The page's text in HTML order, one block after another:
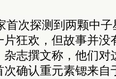
首次探测到两颗中
片狂欢，但故事并没
杂志撰文称，他们对
次确认重元素锶来自